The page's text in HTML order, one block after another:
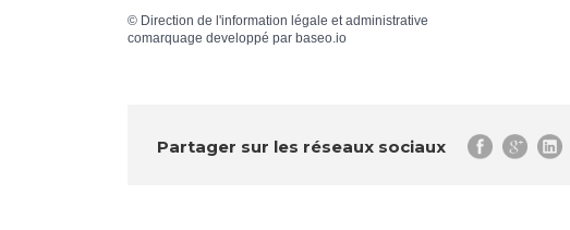
© Direction de l'information légale et administrative
comarquage developpé par baseo.io
Partager sur les réseaux sociaux